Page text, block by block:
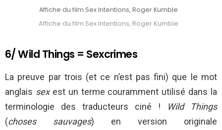
Affiche du film Sex Intentions, Roger Kumble
Affiche du film Sex Intentions, Roger Kumble
6/ Wild Things = Sexcrimes
La preuve par trois (et ce n’est pas fini) que le mot
anglais sexest un terme couramment utilisé dans la
terminologie des traducteurs ciné !
Wild Things
(choses sauvages) en version originale